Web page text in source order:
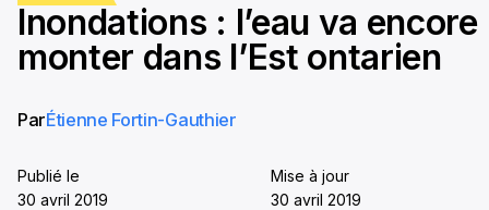
Inondations : l’eau va encore
monter dans l’Est ontarien
ParÉtienne Fortin-Gauthier
Publié le
30 avril 2019
Mise à jour
30 avril 2019